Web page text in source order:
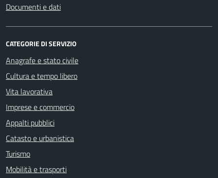
Documenti e dati
CATEGORIE DI SERVIZIO
Anagrafe e stato civile
Cultura e tempo libero
Vita lavorativa
Imprese e commercio
Appalti pubblici
Catasto e urbanistica
Turismo
Mobilità e trasporti